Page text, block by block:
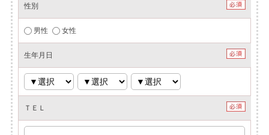
性別
男性 女性
生年月日
ＴＥＬ